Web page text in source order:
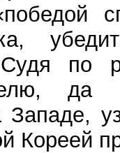
по
Западе,
Кореей